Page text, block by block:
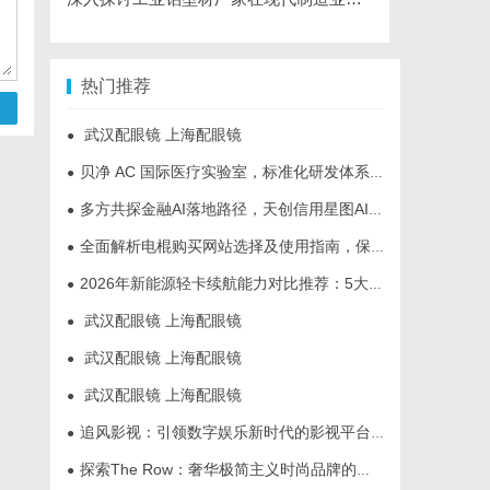
热门推荐
● 武汉配眼镜 上海配眼镜
● 贝净 AC 国际医疗实验室，标准化研发体系全解析
● 多方共探金融AI落地路径，天创信用星图AI助力产业金融智能升级
● 全面解析电棍购买网站选择及使用指南，保障安全与合法性
● 2026年新能源轻卡续航能力对比推荐：5大主流平台三维解析
● 武汉配眼镜 上海配眼镜
● 武汉配眼镜 上海配眼镜
● 武汉配眼镜 上海配眼镜
● 追风影视：引领数字娱乐新时代的影视平台全解析
● 探索The Row：奢华极简主义时尚品牌的崛起与魅力解析